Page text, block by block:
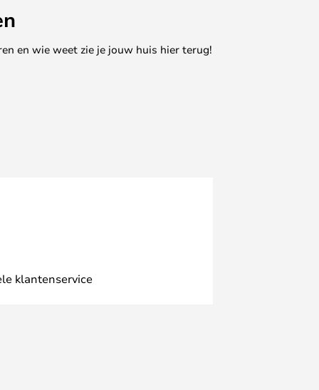
en wie weet zie je jouw huis hier terug!
klantenservice